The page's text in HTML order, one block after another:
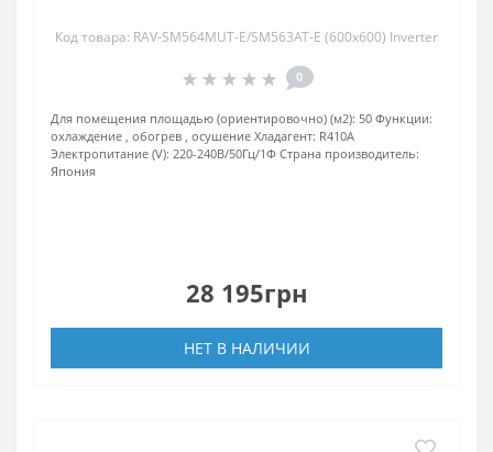
Код товара: RAV-SM564MUT-E/SM563AT-E (600x600) Inverter
0
Для помещения площадью (ориентировочно) (м2): 50 Функции:
охлаждение , обогрев , осушение Хладагент: R410A
Электропитание (V): 220-240В/50Гц/1Ф Страна производитель:
Япония
28 195грн
НЕТ В НАЛИЧИИ